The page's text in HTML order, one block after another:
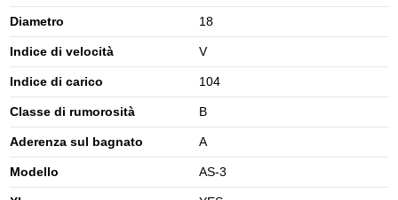
Diametro 18
Indice di velocità V
Indice di carico 104
Classe di rumorosità B
Aderenza sul bagnato A
Modello AS-3